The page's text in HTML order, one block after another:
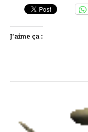
J’aime ça :